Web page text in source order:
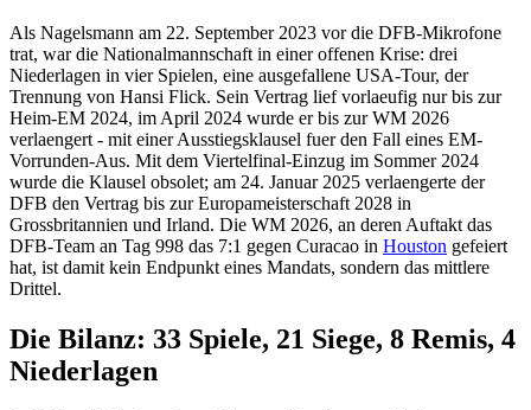
Als Nagelsmann am 22. September 2023 vor die DFB-Mikrofone
trat, war die Nationalmannschaft in einer offenen Krise: drei
Niederlagen in vier Spielen, eine ausgefallene USA-Tour, der
Trennung von Hansi Flick. Sein Vertrag lief vorlaeufig nur bis zur
Heim-EM 2024, im April 2024 wurde er bis zur WM 2026
verlaengert - mit einer Ausstiegsklausel fuer den Fall eines EM-
Vorrunden-Aus. Mit dem Viertelfinal-Einzug im Sommer 2024
wurde die Klausel obsolet; am 24. Januar 2025 verlaengerte der
DFB den Vertrag bis zur Europameisterschaft 2028 in
Grossbritannien und Irland. Die WM 2026, an deren Auftakt das
DFB-Team an Tag 998 das 7:1 gegen Curacao in Houston gefeiert
hat, ist damit kein Endpunkt eines Mandats, sondern das mittlere
Drittel.
Die Bilanz: 33 Spiele, 21 Siege, 8 Remis, 4
Niederlagen